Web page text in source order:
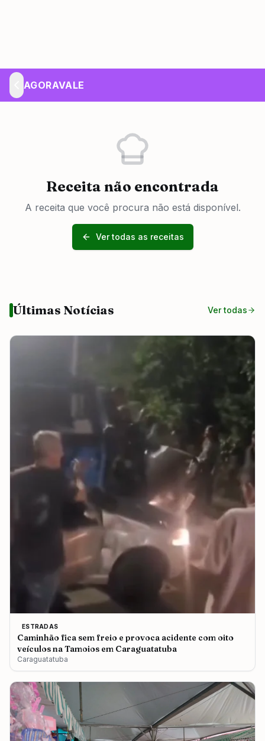
AGORAVALE
Receita não encontrada
A receita que você procura não está disponível.
Ver todas as receitas
Últimas Notícias Ver todas
ESTRADAS
Caminhão fica sem freio e provoca acidente com oito
veículos na Tamoios em Caraguatatuba
Caraguatatuba